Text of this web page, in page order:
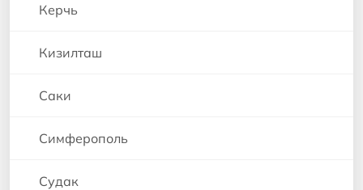
Керчь
Кизилташ
Саки
Симферополь
Судак